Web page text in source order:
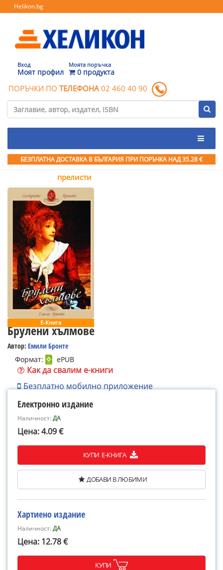
Helikon.bg
Вход
Моят профил
Моята поръчка
0 продукта
ПОРЪЧКИ ПО ТЕЛЕФОНА 02 460 40 90
БЕЗПЛАТНА ДОСТАВКА В БЪЛГАРИЯ ПРИ ПОРЪЧКА НАД 35.28 €
прелисти
Е-Книга
Брулени хълмове
Автор: Емили Бронте
Формат:
ePUB
Как да свалим е-книги
Безплатно мобилно приложение
Електронно издание
Наличност:ДА
Цена: 4.09 €
КУПИ Е-КНИГА
ДОБАВИ В ЛЮБИМИ
Хартиено издание
Наличност:ДА
Цена: 12.78 €
КУПИ